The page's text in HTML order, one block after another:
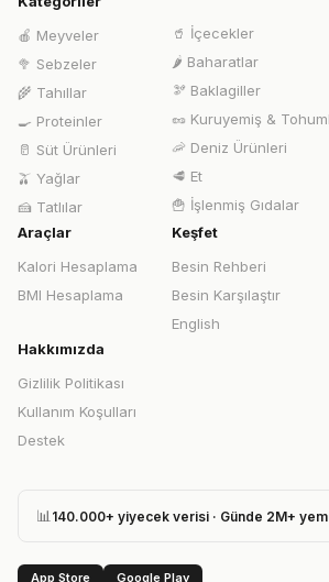
🍎 Meyveler
🥦 Sebzeler
🌾 Tahıllar
🍳 Proteinler
🥛 Süt Ürünleri
🫒 Yağlar
🍰 Tatlılar
🥤 İçecekler
🌶️ Baharatlar
🫘 Baklagiller
🥜 Kuruyemiş &
🦐 Deniz Ürünleri
🥩 Et
🍟 İşlenmiş Gıdalar
Araçlar
Kalori Hesaplama
BMI Hesaplama
Keşfet
Besin Rehberi
Besin Karşılaştır
English
Hakkımızda
Gizlilik Politikası
Kullanım Koşulları
Destek
📊 140.000+ yiyecek verisi · Günde 2M+
App Store Google Play